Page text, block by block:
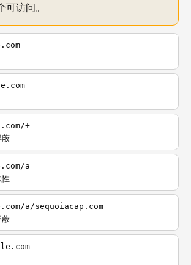
访问。
+
蔽
a
a/sequoiacap.com
蔽